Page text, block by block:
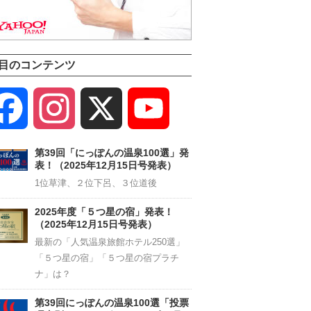
のコンテンツ
Facebook Instagram
Channel
第39回「にっぽんの温泉100選」発
表！（2025年12月15日号発表）
1位草津、２位下呂、３位道後
2025年度「５つ星の宿」発表！
（2025年12月15日号発表）
最新の「人気温泉旅館ホテル250選」
「５つ星の宿」「５つ星の宿プラチ
ナ」は？
第39回にっぽんの温泉100選「投票